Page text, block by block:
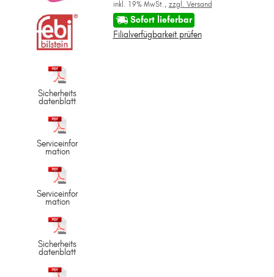
Sicherheits
datenblatt
Serviceinfor
mation
Serviceinfor
mation
Sicherheits
datenblatt
inkl. 19% MwSt., zzgl. Versand
Sofort lieferbar
Filialverfügbarkeit prüfen